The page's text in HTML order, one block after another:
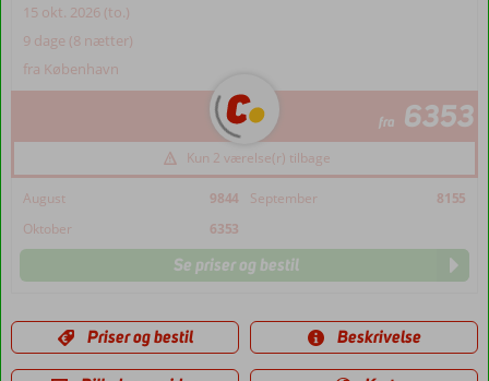
15 okt. 2026 (to.)
9 dage (8 nætter)
fra København
fra 6353
Kun 2 værelse(r) tilbage
August 9844 September
8155
Oktober
6353
Se priser og bestil
Priser og bestil Beskrivelse